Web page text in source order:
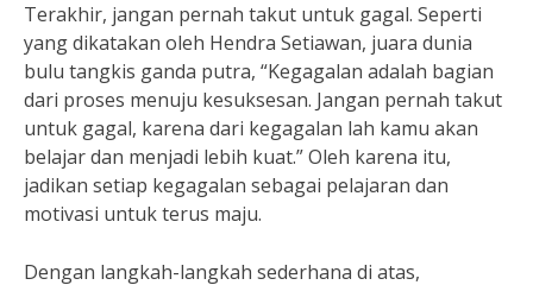
Terakhir, jangan pernah takut untuk gagal. Seperti
yang dikatakan oleh Hendra Setiawan, juara dunia
bulu tangkis ganda putra, “Kegagalan adalah bagian
dari proses menuju kesuksesan. Jangan pernah takut
untuk gagal, karena dari kegagalan lah kamu akan
belajar dan menjadi lebih kuat.” Oleh karena itu,
jadikan setiap kegagalan sebagai pelajaran dan
motivasi untuk terus maju.
Dengan langkah-langkah sederhana di atas,